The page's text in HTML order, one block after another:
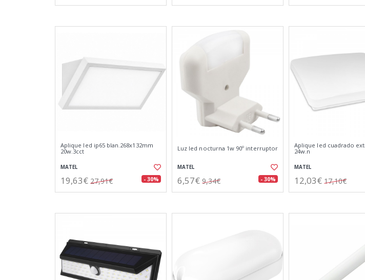
Aplique led ip65 blan.268x132mm
20w.3cct
MATEL
19,63€ 27,91€ - 30%
Luz led nocturna 1w 90º interruptor
MATEL
6,57€ 9,34€ - 30%
Aplique led cuadrado
24w.n
MATEL
12,03€ 17,10€